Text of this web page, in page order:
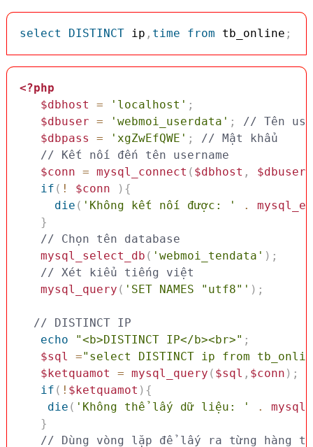
select DISTINCT ip , time from tb_online ;
<?php
$dbhost
= 'localhost' ;
$dbuser = 'webmoi_userdata' ;
// Tên
$dbpass
= 'xgZwEfQWE' ;
// Mật khẩu
// Kết nối đến tên username
$conn = mysql_connect ( $dbhost , $dbuser
if ( ! $conn ) {
die ( 'Không kết nối được: ' .
}
// Chọn tên database
mysql_select_db ( 'webmoi_tendata' ) ;
// Xét kiểu tiếng việt
mysql_query ( 'SET NAMES "utf8"' ) ;
// DISTINCT IP
echo
"<b>DISTINCT IP</b><br>" ;
$sql
="select DISTINCT ip from
$ketquamot
= mysql_query ( $sql , $conn ) ;
if ( ! $ketquamot ) {
die ( 'Không thể lấy dữ liệu: ' .
}